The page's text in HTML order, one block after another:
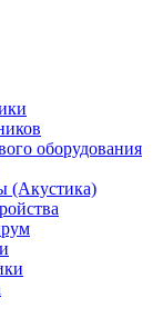
оборудования
(Акустика)